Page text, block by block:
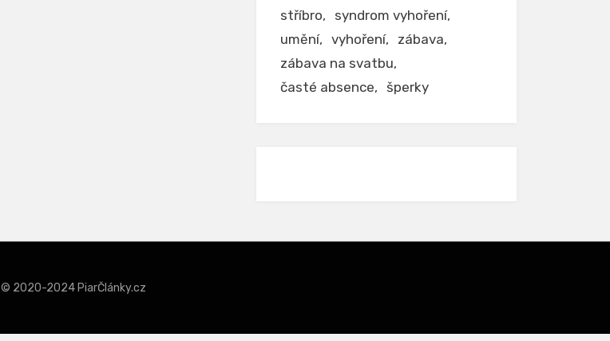
stříbro
syndrom vyhoření
umění
vyhoření
zábava
zábava na svatbu
časté absence
šperky
© 2020-2024 PiarČlánky.cz